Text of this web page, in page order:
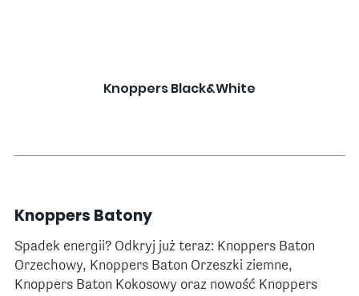
Knoppers Black&White
Knoppers Batony
Spadek energii? Odkryj już teraz: Knoppers Baton
Orzechowy, Knoppers Baton Orzeszki ziemne,
Knoppers Baton Kokosowy oraz nowość Knoppers